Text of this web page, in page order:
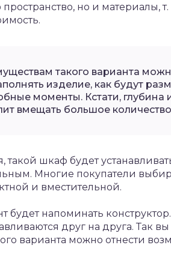
но и материалы,
такого варианта
изделие, как будут
моменты. Кстати,
вмещать большое
такой шкаф будет
Многие покупатели
и вместительной.
будет напоминать
друг на друга. Так
варианта можно отнести